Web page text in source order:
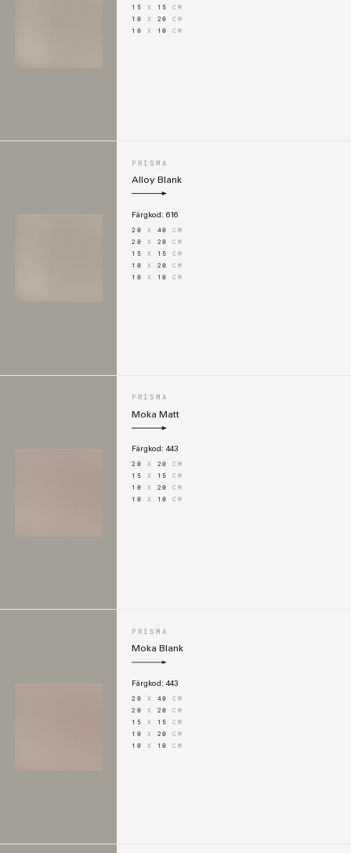
15 X 15CM
10 X 20CM
10 X 10CM
PRISMA
Alloy Blank
Färgkod: 616
20 X 40CM
20 X 20CM
15 X 15CM
10 X 20CM
10 X 10CM
PRISMA
Moka Matt
Färgkod: 443
20 X 20CM
15 X 15CM
10 X 20CM
10 X 10CM
PRISMA
Moka Blank
Färgkod: 443
20 X 40CM
20 X 20CM
15 X 15CM
10 X 20CM
10 X 10CM